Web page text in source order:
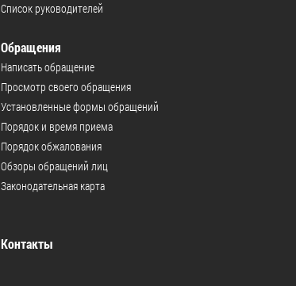
Список руководителей
Обращения
Написать обращение
Просмотр своего обращения
Установленные формы обращений
Порядок и время приема
Порядок обжалования
Обзоры обращений лиц
Законодательная карта
Контакты